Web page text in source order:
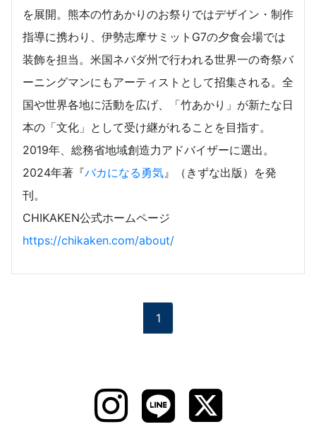
を展開。熊本の竹あかりのお祭りではデザイン・制作
指導に携わり、伊勢志摩サミットG7の夕食会場では
装飾を担当。米国ネバダ州で行われる世界一の奇祭バ
ーニングマンにもアーティストとして招集される。全
国や世界各地に活動を広げ、「竹あかり」が新たな日
本の「文化」として受け継がれることを目指す。
2019年、総務省地域創造力アドバイザーに選出。
2024年著『バカになる勇気』（きずな出版）を発
刊。
CHIKAKEN公式ホームページ
https://chikaken.com/about/
1